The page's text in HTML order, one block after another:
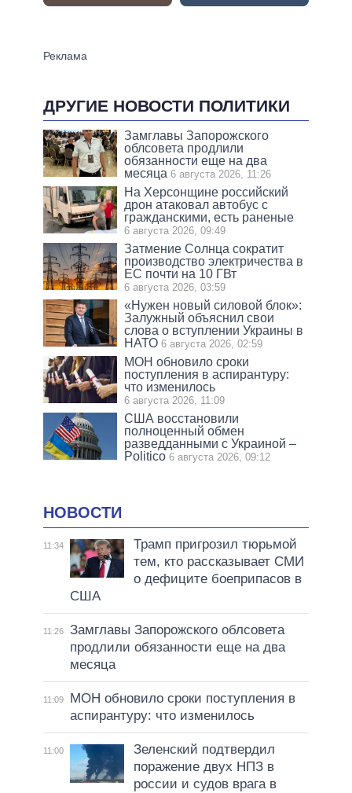
ДРУГИЕ НОВОСТИ ПОЛИТИКИ
Замглавы Запорожского
облсовета продлили
обязанности еще на два
месяца 6 августа 2026, 11:26
На Херсонщине российский
дрон атаковал автобус с
гражданскими, есть раненые
6 августа 2026, 09:49
Затмение Солнца сократит
производство электричества в
ЕС почти на 10 ГВт
6 августа 2026, 03:59
«Нужен новый силовой блок»:
Залужный объяснил свои
слова о вступлении Украины в
НАТО 6 августа 2026, 02:59
МОН обновило сроки
поступления в аспирантуру:
что изменилось
6 августа 2026, 11:09
США восстановили
полноценный обмен
разведданными с Украиной –
Politico 6 августа 2026, 09:12
НОВОСТИ
11:34
Трамп пригрозил тюрьмой
тем, кто рассказывает СМИ
о дефиците боеприпасов в
США
11:26
Замглавы Запорожского облсовета
продлили обязанности еще на два
месяца
11:09
МОН обновило сроки поступления в
аспирантуру: что изменилось
11:00
Зеленский подтвердил
поражение двух НПЗ в
россии и судов врага в